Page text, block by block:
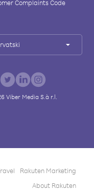
Complaints Code
Viber Media S.à r.l.
Rakuten Marketing
About Rakuten